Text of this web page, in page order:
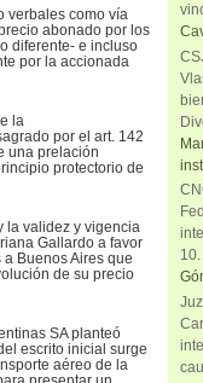
verbales como vía
abonado por los
diferente- e incluso
por la accionada
la
por el art. 142
una prelación
protectorio de
la validez y vigencia
Gallardo a favor
Buenos Aires que
de su precio
SA planteó
escrito inicial surge
aéreo de la